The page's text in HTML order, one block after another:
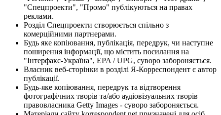
"Спецпроекти", "Промо" публікуються на правах
реклами.
Розділ Спецпроекти створюється спільно з
комерційними партнерами.
Будь яке копіювання, публікація, передрук, чи наступне
поширення інформації, що містить посилання на
"Інтерфакс-Україна", EPA / UPG, суворо забороняється.
Власник веб-сторінки в розділі Я-Корреспондент є автор
публікації.
Будь-яке копіювання, передрук та відтворення
фотографічних творів та/або аудіовізуальних творів
правовласника Getty Images - суворо забороняється.